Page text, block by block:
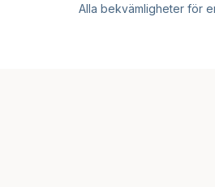
Alla bekvämligheter för